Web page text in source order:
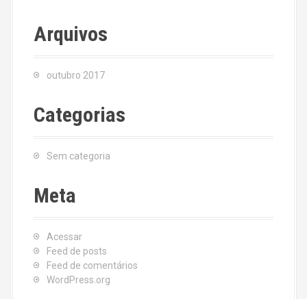
Arquivos
outubro 2017
Categorias
Sem categoria
Meta
Acessar
Feed de posts
Feed de comentários
WordPress.org